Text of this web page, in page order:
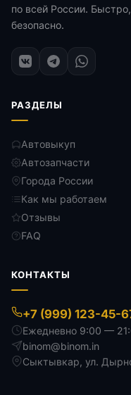
по всей России.
безопасно.
РАЗДЕЛЫ
Автовыкуп
Автозапчасти
Города России
Как мы работаем
Отзывы
FAQ
КОНТАКТЫ
+7 (999) 123-45-
Ежедневно 9:00 —
binom@binom.in
Сыктывкар, ул.